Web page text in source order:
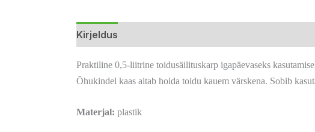
Kirjeldus
Praktiline 0,5-liitrine toidusäilituskarp igapäevaseks
Õhukindel kaas aitab hoida toidu kauem värskena. Sobib
Materjal: plastik